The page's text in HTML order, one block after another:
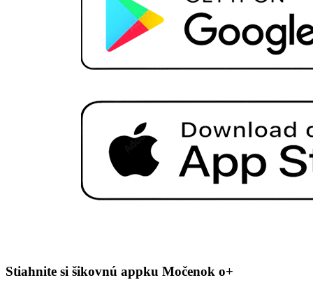
Stiahnite si šikovnú appku Močenok o+